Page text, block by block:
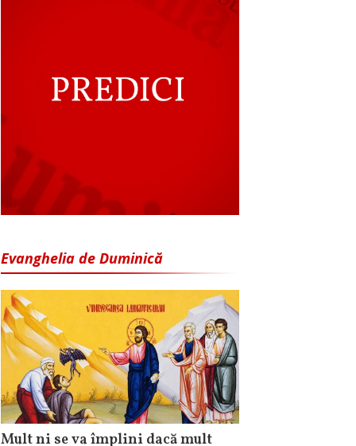
Evanghelia de Duminică
Mult ni se va împlini dacă mult